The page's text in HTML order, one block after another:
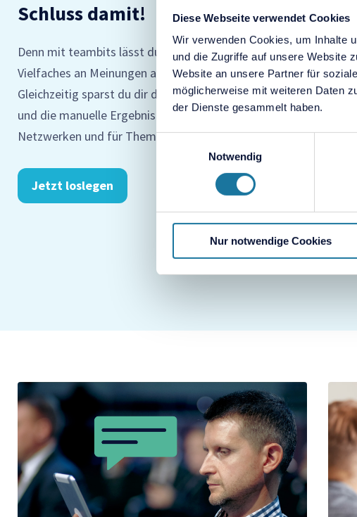
Diese Webseite verwendet Cookies
Wir verwenden Cookies, um Inhalte
und die Zugriffe auf unsere Website
Website an unsere Partner für
möglicherweise mit weiteren Daten
der Dienste gesammelt haben.
Notwendig
Nur notwendige Cookies
Schluss damit!
Denn mit teambits lässt du keine Potentiale mehr liegen und
Vielfaches an Meinungen auf: ganz egal, ob in Großgruppen
Gleichzeitig sparst du dir dank digitaler Werkzeuge aufwendige
und die manuelle Ergebnis-Dokumentation. Damit bleibt mehr
Netzwerken und für Themen, die deine Organisation wirklich
Jetzt loslegen